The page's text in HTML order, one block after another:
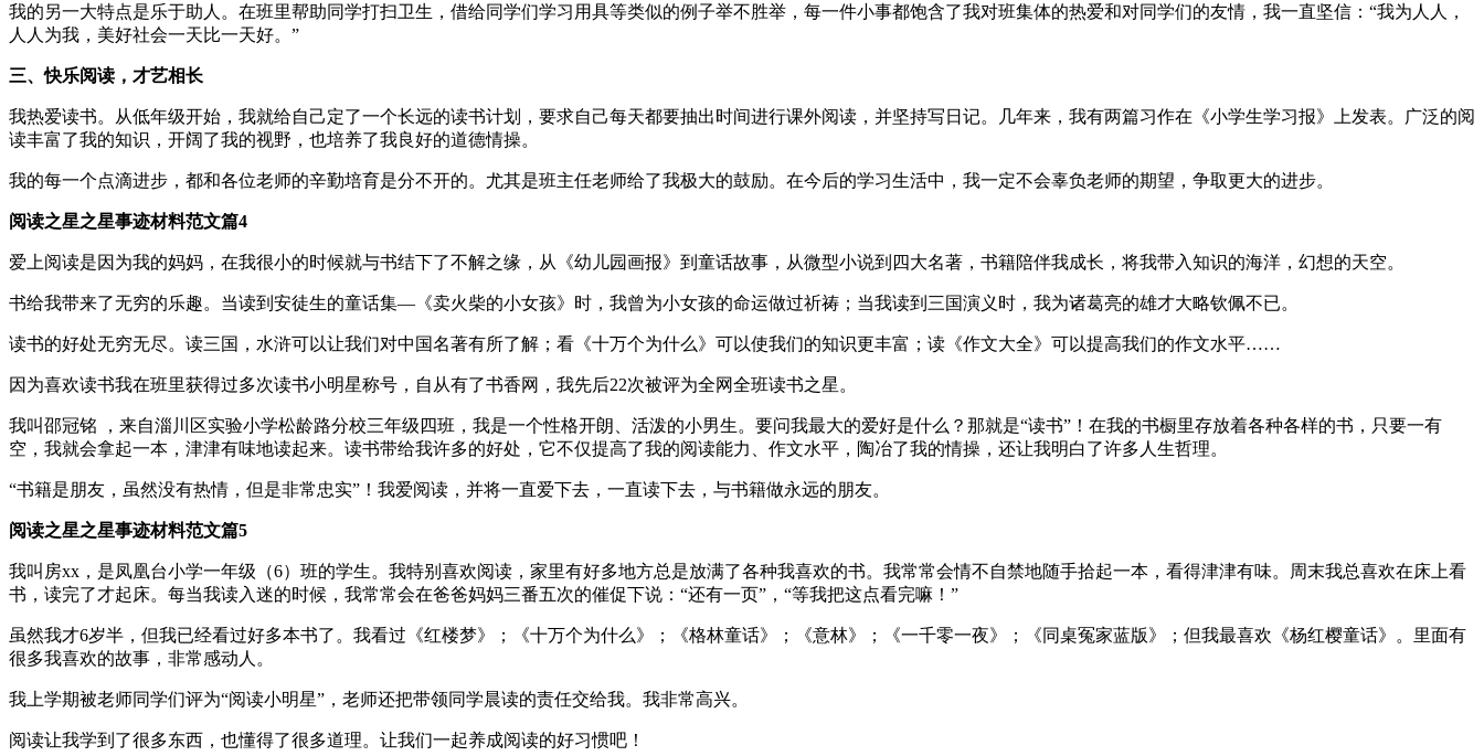
我的另一大特点是乐于助人。在班里帮助同学打扫卫生，借给同学们学习用具等类似的例子举不胜举，每一件小事都饱含了我对班集体的热爱和对同学们的友情，我一直坚信：“我为人人，
人人为我，美好社会一天比一天好。”
三、快乐阅读，才艺相长
我热爱读书。从低年级开始，我就给自己定了一个长远的读书计划，要求自己每天都要抽出时间进行课外阅读，并坚持写日记。几年来，我有两篇习作在《小学生学习报》上发表。广泛的阅
读丰富了我的知识，开阔了我的视野，也培养了我良好的道德情操。
我的每一个点滴进步，都和各位老师的辛勤培育是分不开的。尤其是班主任老师给了我极大的鼓励。在今后的学习生活中，我一定不会辜负老师的期望，争取更大的进步。
阅读之星之星事迹材料范文篇4
爱上阅读是因为我的妈妈，在我很小的时候就与书结下了不解之缘，从《幼儿园画报》到童话故事，从微型小说到四大名著，书籍陪伴我成长，将我带入知识的海洋，幻想的天空。
书给我带来了无穷的乐趣。当读到安徒生的童话集—《卖火柴的小女孩》时，我曾为小女孩的命运做过祈祷；当我读到三国演义时，我为诸葛亮的雄才大略钦佩不已。
读书的好处无穷无尽。读三国，水浒可以让我们对中国名著有所了解；看《十万个为什么》可以使我们的知识更丰富；读《作文大全》可以提高我们的作文水平……
因为喜欢读书我在班里获得过多次读书小明星称号，自从有了书香网，我先后22次被评为全网全班读书之星。
我叫邵冠铭 ，来自淄川区实验小学松龄路分校三年级四班，我是一个性格开朗、活泼的小男生。要问我最大的爱好是什么？那就是“读书”！在我的书橱里存放着各种各样的书，只要一有
空，我就会拿起一本，津津有味地读起来。读书带给我许多的好处，它不仅提高了我的阅读能力、作文水平，陶冶了我的情操，还让我明白了许多人生哲理。
“书籍是朋友，虽然没有热情，但是非常忠实”！我爱阅读，并将一直爱下去，一直读下去，与书籍做永远的朋友。
阅读之星之星事迹材料范文篇5
我叫房xx，是凤凰台小学一年级（6）班的学生。我特别喜欢阅读，家里有好多地方总是放满了各种我喜欢的书。我常常会情不自禁地随手拾起一本，看得津津有味。周末我总喜欢在床上看
书，读完了才起床。每当我读入迷的时候，我常常会在爸爸妈妈三番五次的催促下说：“还有一页”，“等我把这点看完嘛！”
虽然我才6岁半，但我已经看过好多本书了。我看过《红楼梦》；《十万个为什么》；《格林童话》；《意林》；《一千零一夜》；《同桌冤家蓝版》；但我最喜欢《杨红樱童话》。里面有
很多我喜欢的故事，非常感动人。
我上学期被老师同学们评为“阅读小明星”，老师还把带领同学晨读的责任交给我。我非常高兴。
阅读让我学到了很多东西，也懂得了很多道理。让我们一起养成阅读的好习惯吧！